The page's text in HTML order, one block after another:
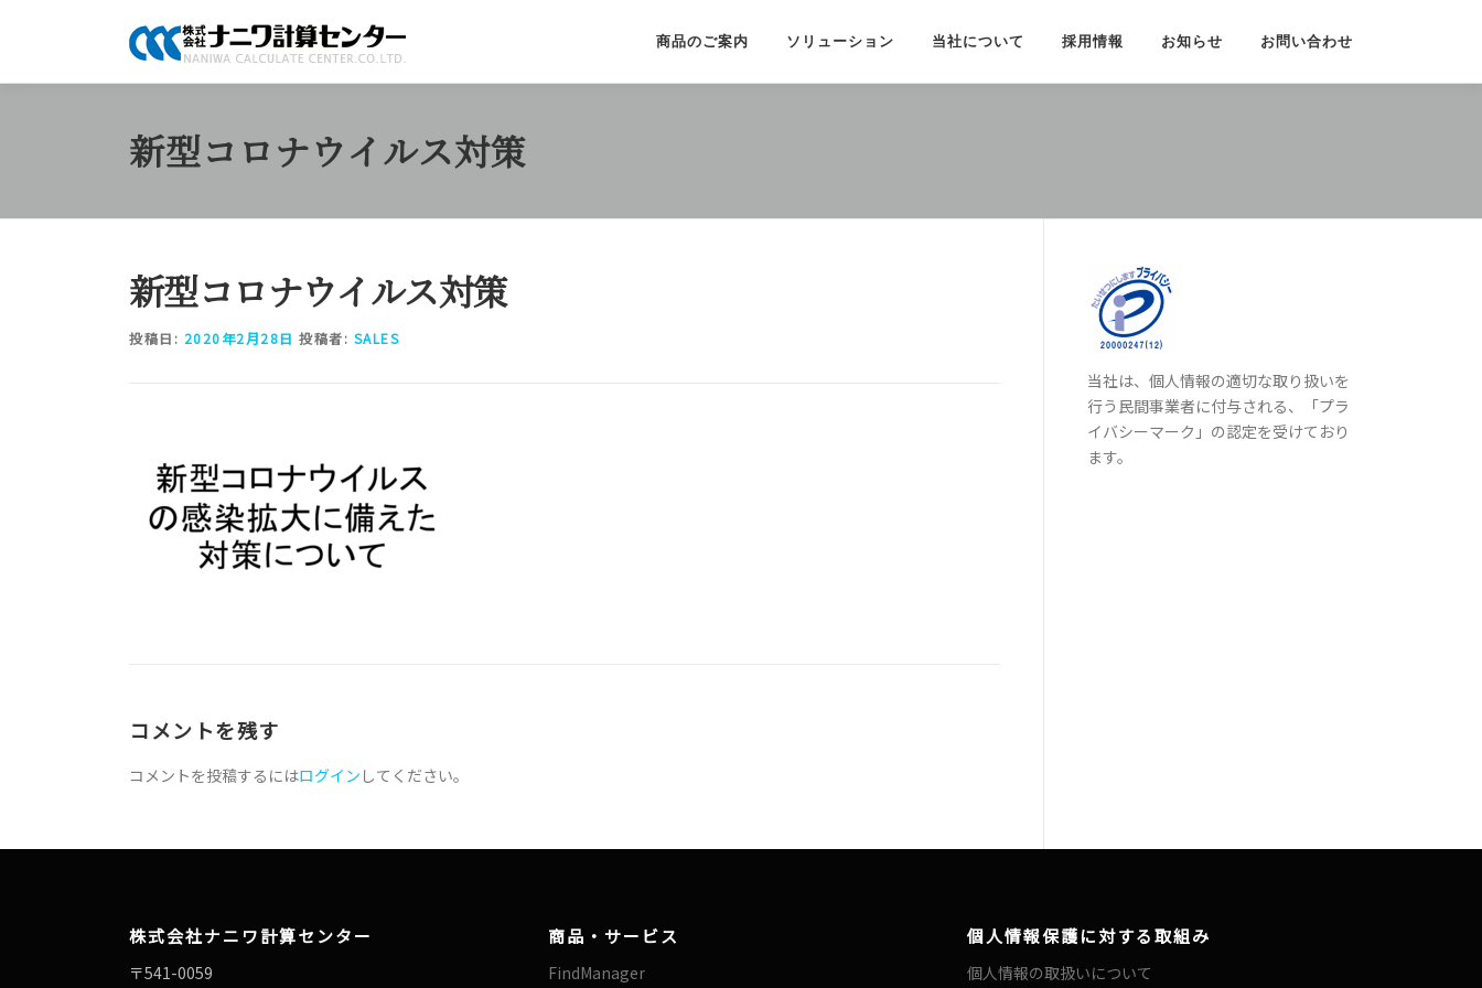
ン
ッ
商品のご案内 ソリューション 当社について 採用情報 お知らせ お問い合わせ
新型コロナウイルス対策
新型コロナウイルス対策
投稿日: 2020年2月28日 投稿者: SALES
コメントを残す
コメントを投稿するにはログイン してください。
当社は、個人情報の適切な取り扱いを
行う民間事業者に付与される、「プラ
イバシーマーク」の認定を受けており
ます。
株式会社ナニワ計算センター
〒541-0059
商品・サービス
FindManager
個人情報保護に対する取組み
個人情報の取扱いについて